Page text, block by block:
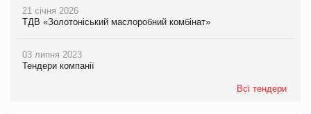
21 січня 2026
ТДВ «Золотоніський маслоробний комбінат»
03 липня 2023
Тендери компанії
Всі тендери